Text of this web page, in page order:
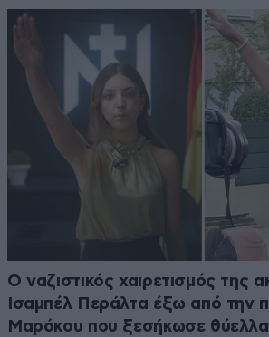
Ο ναζιστικός χαιρετισμός της
Ισαμπέλ Περάλτα έξω από την
Μαρόκου που ξεσήκωσε θύελλα